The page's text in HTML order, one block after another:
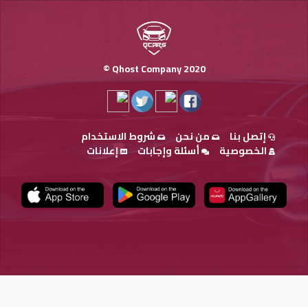
Qhost Company 2020 ©
إتصل بنا من نحن
شروط الاستخدام
الخصوصية
أسئلة وإجابات إعلانات